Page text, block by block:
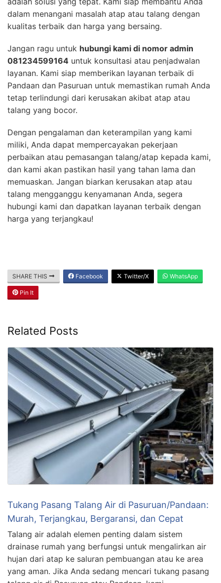
dalam menangani masalah atap atau talang dengan
kualitas terbaik dan harga yang bersaing.
Jangan ragu untuk hubungi kami di nomor admin
081234599164 untuk konsultasi atau penjadwalan
layanan. Kami siap memberikan layanan terbaik di
Pandaan dan Pasuruan untuk memastikan rumah Anda
tetap terlindungi dari kerusakan akibat atap atau
talang yang bocor.
Dengan pengalaman dan keterampilan yang kami
miliki, Anda dapat mempercayakan pekerjaan
perbaikan atau pemasangan talang/atap kepada kami,
dan kami akan pastikan hasil yang tahan lama dan
memuaskan. Jangan biarkan kerusakan atap atau
talang mengganggu kenyamanan Anda, segera
hubungi kami dan dapatkan layanan terbaik dengan
harga yang terjangkau!
SHARE THIS Facebook Twitter/X WhatsApp
Pin It
Related Posts
Tukang Pasang Talang Air di Pasuruan/Pandaan:
Murah, Terjangkau, Bergaransi, dan Cepat
Talang air adalah elemen penting dalam sistem
drainase rumah yang berfungsi untuk mengalirkan air
hujan dari atap ke saluran pembuangan atau ke area
yang aman. Jika Anda sedang mencari tukang pasang